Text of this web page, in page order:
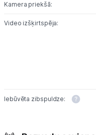
Kamera priekšā:
Video izšķirtspēja:
Iebūvēta zibspuldze: